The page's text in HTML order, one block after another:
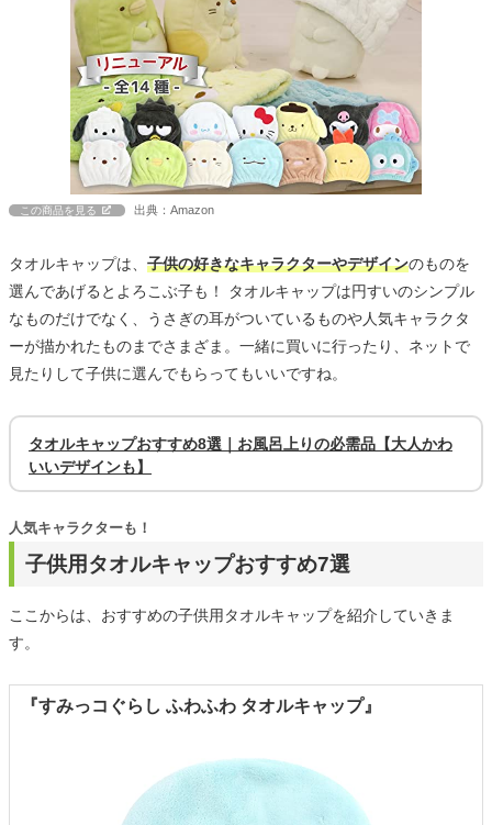
この商品を見る 出典：Amazon
タオルキャップは、 子供の好きなキャラクターやデザインのものを
選んであげるとよろこぶ子も！ タオルキャップは円すいのシンプル
なものだけでなく、うさぎの耳がついているものや人気キャラクタ
ーが描かれたものまでさまざま。一緒に買いに行ったり、ネットで
見たりして子供に選んでもらってもいいですね。
タオルキャップおすすめ8選｜お風呂上りの必需品【大人かわ
いいデザインも】
子供用タオルキャップおすすめ7選
人気キャラクターも！
ここからは、おすすめの子供用タオルキャップを紹介していきま
す。
『すみっコぐらし ふわふわ タオルキャップ』